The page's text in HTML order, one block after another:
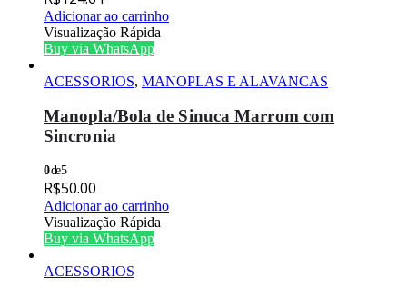
Adicionar ao carrinho
Visualização Rápida
Buy via WhatsApp
ACESSORIOS, MANOPLAS E ALAVANCAS
Manopla/Bola de Sinuca Marrom com
Sincronia
0de 5
R$50.00
Adicionar ao carrinho
Visualização Rápida
Buy via WhatsApp
ACESSORIOS